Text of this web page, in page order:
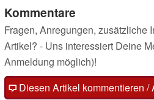
Kommentare
Fragen, Anregungen, zusätzliche
Artikel? - Uns interessiert Deine
Anmeldung möglich)!
Diesen Artikel kommentieren /